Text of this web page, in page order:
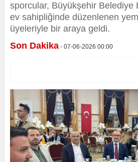
sporcular, Büyükşehir Belediye
ev sahipliğinde düzenlenen
üyeleriyle bir araya geldi.
Son Dakika - 07-06-2026 00:00